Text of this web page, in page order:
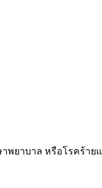
ยาบาล หรือโรคร้ายแ